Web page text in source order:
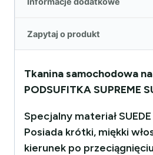
Zapytaj o produkt
Tkanina samochodowa
PODSUFITKA SUPREME
Specjalny materiał SUEDE
Posiada krótki, miękki
kierunek po